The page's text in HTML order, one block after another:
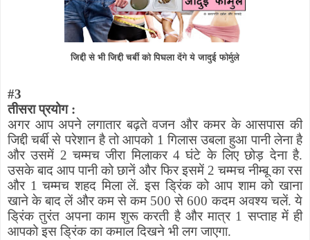
जिद्दी से भी जिद्दी चर्बी को पिघला देंगे ये जादुई फोर्मुले
#3
तीसरा प्रयोग :
अगर आप अपने लगातार बढ़ते वजन और कमर के आसपास की
जिद्दी चर्बी से परेशान है तो आपको 1 गिलास उबला हुआ पानी लेना है
और उसमें 2 चम्मच जीरा मिलाकर 4 घंटे के लिए छोड़ देना है.
उसके बाद आप पानी को छानें और फिर इसमें 2 चम्मच नीम्बू का रस
और 1 चम्मच शहद मिला लें. इस ड्रिंक को आप शाम को खाना
खाने के बाद लें और कम से कम 500 से 600 कदम अवश्य चलें. ये
ड्रिंक तुरंत अपना काम शुरू करती है और मात्र 1 सप्ताह में ही
आपको इस ड्रिंक का कमाल दिखने भी लग जाएगा.